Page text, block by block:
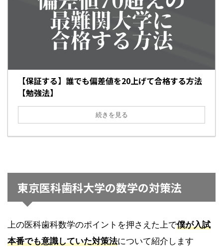
【保証する】誰でも偏差値を20上げて合格する方法
【勉強法】
続きを見る
東京医科歯科大学の数学の対策法
上の医科歯科数学のポイントを押さえた上で僕が入試
本番でも意識していた対策法について紹介します